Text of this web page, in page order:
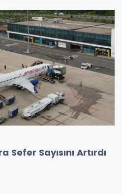
Sayısını Artırdı